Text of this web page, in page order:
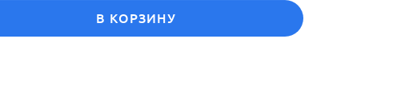
В КОРЗИНУ